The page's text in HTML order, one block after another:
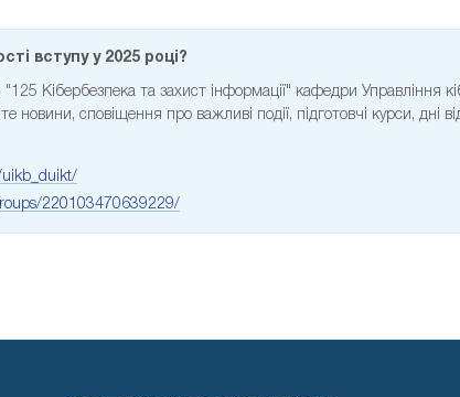
вступу у 2025 році?
"125 Кібербезпека та захист інформації" кафедри Управління
новини, сповіщення про важливі події, підготовчі курси, дні
220103470639229/